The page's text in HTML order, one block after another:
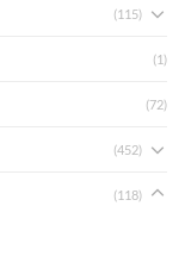
(115)
(1)
(72)
(452)
(118)